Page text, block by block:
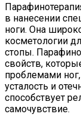
в нанесении
ноги. Она
косметологии
стопы.
свойств,
проблемами
усталость и
способствует
самочувствие.